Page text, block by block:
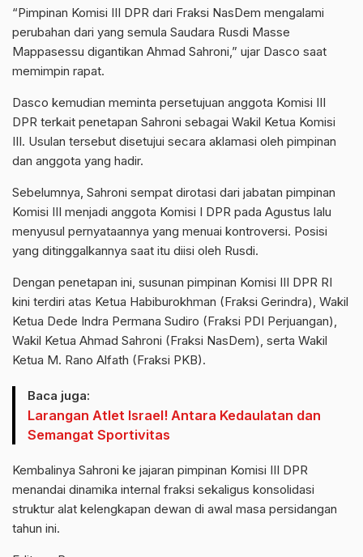
“Pimpinan Komisi III DPR dari Fraksi NasDem mengalami
perubahan dari yang semula Saudara Rusdi Masse
Mappasessu digantikan Ahmad Sahroni,” ujar Dasco saat
memimpin rapat.
Dasco kemudian meminta persetujuan anggota Komisi III
DPR terkait penetapan Sahroni sebagai Wakil Ketua Komisi
III. Usulan tersebut disetujui secara aklamasi oleh pimpinan
dan anggota yang hadir.
Sebelumnya, Sahroni sempat dirotasi dari jabatan pimpinan
Komisi III menjadi anggota Komisi I DPR pada Agustus lalu
menyusul pernyataannya yang menuai kontroversi. Posisi
yang ditinggalkannya saat itu diisi oleh Rusdi.
Dengan penetapan ini, susunan pimpinan Komisi III DPR RI
kini terdiri atas Ketua Habiburokhman (Fraksi Gerindra), Wakil
Ketua Dede Indra Permana Sudiro (Fraksi PDI Perjuangan),
Wakil Ketua Ahmad Sahroni (Fraksi NasDem), serta Wakil
Ketua M. Rano Alfath (Fraksi PKB).
Baca juga:
Larangan Atlet Israel! Antara Kedaulatan dan
Semangat Sportivitas
Kembalinya Sahroni ke jajaran pimpinan Komisi III DPR
menandai dinamika internal fraksi sekaligus konsolidasi
struktur alat kelengkapan dewan di awal masa persidangan
tahun ini.